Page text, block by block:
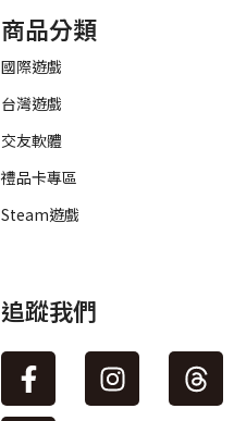
商品分類
國際遊戲
台灣遊戲
交友軟體
禮品卡專區
Steam遊戲
追蹤我們